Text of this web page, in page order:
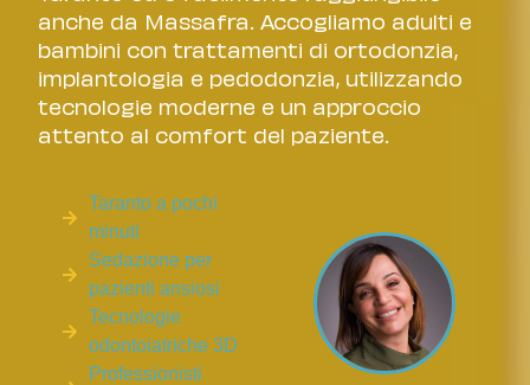
anche da Massafra. Accogliamo adulti e
bambini con trattamenti di ortodonzia,
implantologia e pedodonzia, utilizzando
tecnologie moderne e un approccio
attento al comfort del paziente.
Taranto a pochi
minuti
Sedazione per
pazienti ansiosi
Tecnologie
odontoiatriche 3D
Professionisti